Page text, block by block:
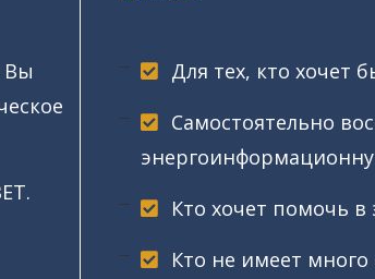
Вы
Для тех, кто хочет
Самостоятельно
Кто хочет помочь
Кто не имеет